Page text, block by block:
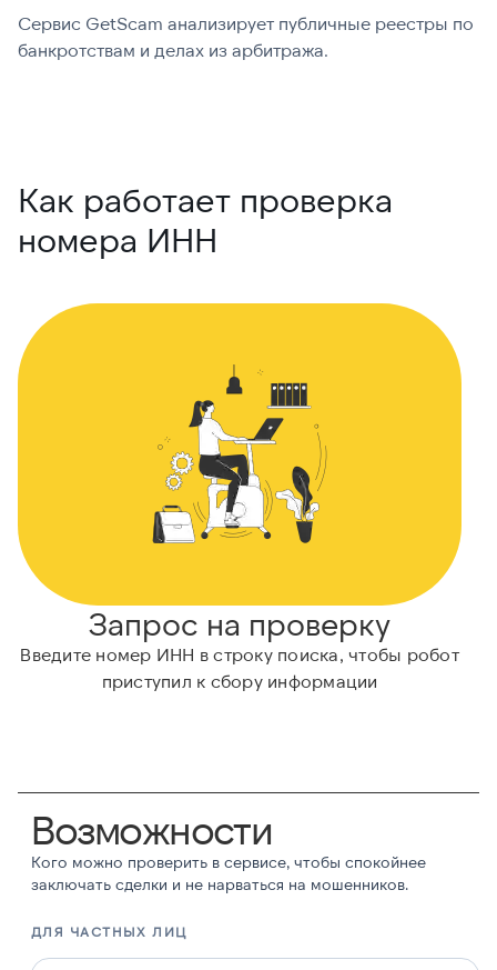
Сервис GetScam анализирует публичные реестры по
банкротствам и делах из арбитража.
Как работает проверка
номера ИНН
Запрос на проверку
Введите номер ИНН в строку поиска, чтобы робот
приступил к сбору информации
Возможности
Кого можно проверить в сервисе, чтобы спокойнее
заключать сделки и не нарваться на мошенников.
ДЛЯ ЧАСТНЫХ ЛИЦ